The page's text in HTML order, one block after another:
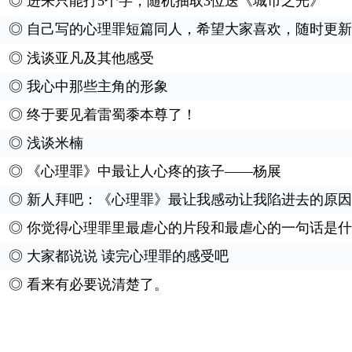
◎ 自己写的心理罪短篇同人，希望大家喜欢，随时更
◎ 浅谈亚凡及其他感受
◎ 我心中那些主角的形象
◎ 终于要见着雷蜀黍本尊了！
◎ 浅谈米楠
◎
《心理罪》中最让人心疼的孩子——杨展
◎ 新人拜吧：《心理罪》最让我感动让我陷进去的原因
◎ 你觉得心理罪里最虐心的片段和最虐心的一句话是
◎ 大家都说说 读完心理罪的感受吧
◎ 看来有必要说清楚了。